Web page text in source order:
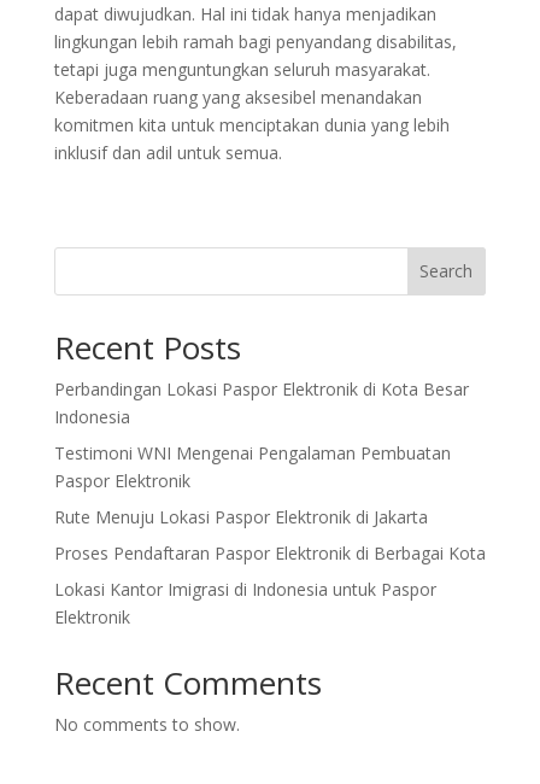
dapat diwujudkan. Hal ini tidak hanya menjadikan
lingkungan lebih ramah bagi penyandang disabilitas,
tetapi juga menguntungkan seluruh masyarakat.
Keberadaan ruang yang aksesibel menandakan
komitmen kita untuk menciptakan dunia yang lebih
inklusif dan adil untuk semua.
Search
Recent Posts
Perbandingan Lokasi Paspor Elektronik di Kota Besar
Indonesia
Testimoni WNI Mengenai Pengalaman Pembuatan
Paspor Elektronik
Rute Menuju Lokasi Paspor Elektronik di Jakarta
Proses Pendaftaran Paspor Elektronik di Berbagai Kota
Lokasi Kantor Imigrasi di Indonesia untuk Paspor
Elektronik
Recent Comments
No comments to show.